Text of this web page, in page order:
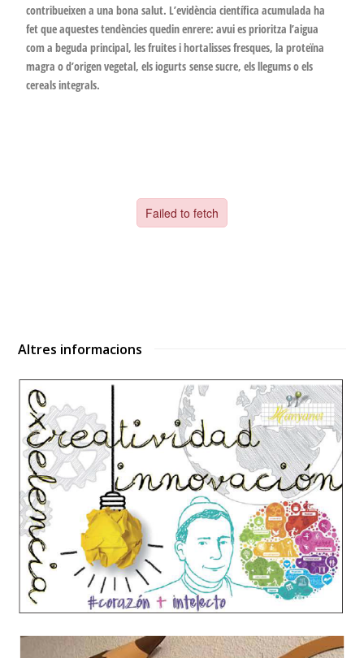
contribueixen a una bona salut. L’evidència científica acumulada ha
fet que aquestes tendències quedin enrere: avui es prioritza l’aigua
com a beguda principal, les fruites i hortalisses fresques, la proteïna
magra o d’origen vegetal, els iogurts sense sucre, els llegums o els
cereals integrals.
Altres informacions